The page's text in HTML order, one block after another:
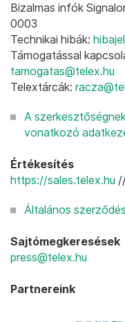
Bizalmas infók
0003
Technikai hibák:
Támogatással
tamogatas@telex.hu
Telextárcák:
A
vonatkozó
Értékesítés
https://sales.telex.hu
Általános
Sajtómegkeresések
press@telex.hu
Partnereink